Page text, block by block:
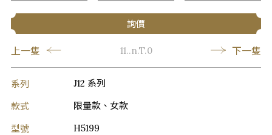
詢價
上一隻 11..n.T.0 下一隻
系列 J12 系列
款式 限量款、女款
型號 H5199